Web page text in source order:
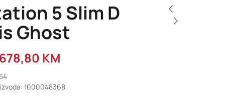
5 Slim D
Ghost
KM
1000048368